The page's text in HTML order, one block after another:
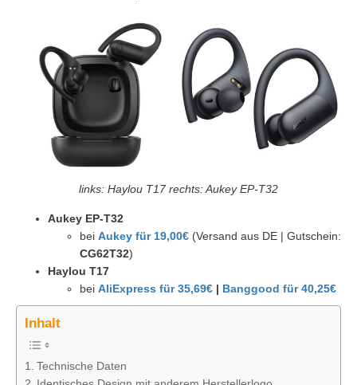
links: Haylou T17 rechts: Aukey EP-T32
Aukey EP-T32
bei Aukey für 19,00€ (Versand aus DE | Gutschein:
CG62T32)
Haylou T17
bei AliExpress für 35,69€ | Banggood für 40,25€
Inhalt
Technische Daten